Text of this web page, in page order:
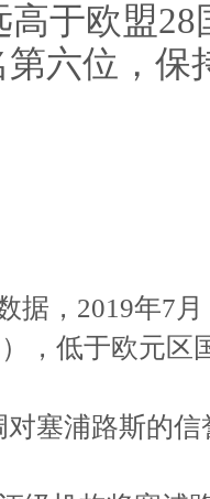
高于欧盟28
六位 ，
据，2019年7
，低于欧元区
塞浦路斯的信